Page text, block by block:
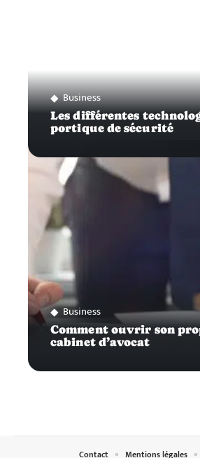
Business
Les différentes
portique de sécurité
Business
Comment ouvrir son
cabinet d’avocat
Contact Mentions légales